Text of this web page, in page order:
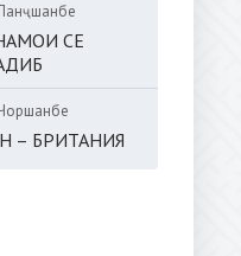
СЕ
– БРИТАНИЯ